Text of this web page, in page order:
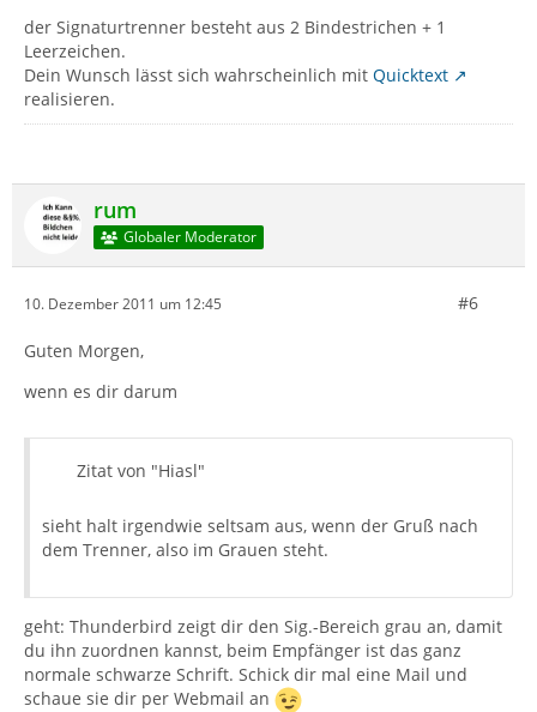
der Signaturtrenner besteht aus 2 Bindestrichen + 1
Leerzeichen.
Dein Wunsch lässt sich wahrscheinlich mit Quicktext
realisieren.
rum
Globaler Moderator
10. Dezember 2011 um 12:45 #6
Guten Morgen,
wenn es dir darum
Zitat von "Hiasl"
sieht halt irgendwie seltsam aus, wenn der Gruß nach
dem Trenner, also im Grauen steht.
geht: Thunderbird zeigt dir den Sig.-Bereich grau an, damit
du ihn zuordnen kannst, beim Empfänger ist das ganz
normale schwarze Schrift. Schick dir mal eine Mail und
schaue sie dir per Webmail an